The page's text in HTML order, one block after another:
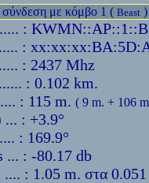
σύνδεση με κόμβο 1 ( Beast )
:
:
: 2437 Mhz
: 0.102 km.
: 115 m. ( 9 m. + 106
... : +3.9°
: 169.9°
... : -80.17 db
.... : 1.05 m. στα